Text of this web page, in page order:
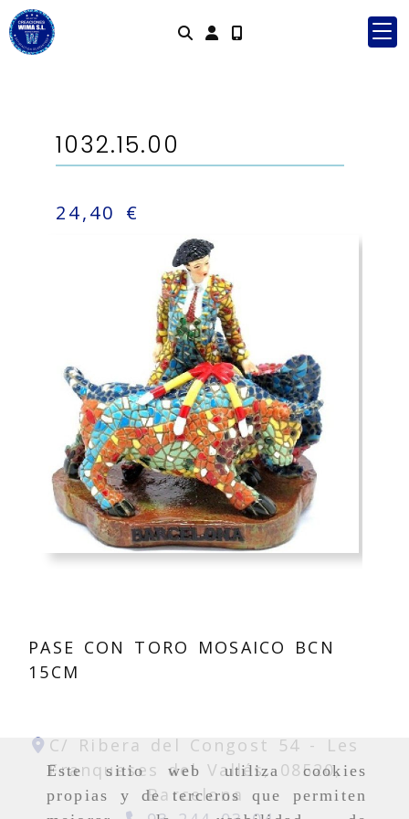
Este sitio web utiliza cookies
propias y de terceros que permiten
Identifícate
1032.15.00
24,40 €
PASE CON TORO MOSAICO BCN
15CM
C/ Ribera del Congost 54 -
Les
Franqueses del Vallés, 08520,
Barcelona